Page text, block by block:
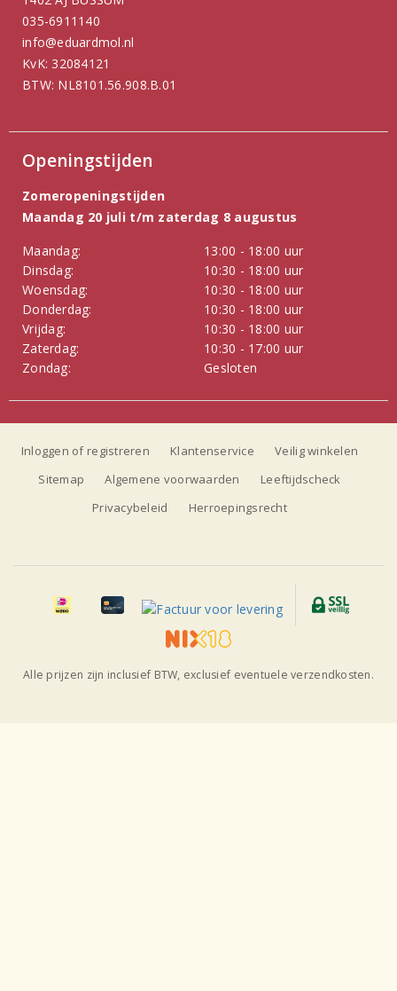
035-6911140
info@eduardmol.nl
KvK: 32084121
BTW: NL8101.56.908.B.01
Openingstijden
Zomeropeningstijden
Maandag 20 juli t/m zaterdag 8 augustus
Maandag:
13:00 - 18:00 uur
Dinsdag:
10:30 - 18:00 uur
Woensdag:
10:30 - 18:00 uur
Donderdag:
10:30 - 18:00 uur
Vrijdag:
10:30 - 18:00 uur
Zaterdag:
10:30 - 17:00 uur
Zondag:
Gesloten
Inloggen of registreren Klantenservice
Veilig winkelen
Sitemap
Algemene voorwaarden
Leeftijdscheck
Privacybeleid
Herroepingsrecht
Alle prijzen zijn inclusief BTW, exclusief eventuele verzendkosten.